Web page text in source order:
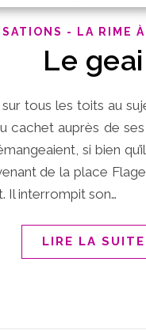
- LA RIME
Le geai
tous les toits au
auprès de
si bien
de la place
Il interrompit son…
LIRE LA SUITE